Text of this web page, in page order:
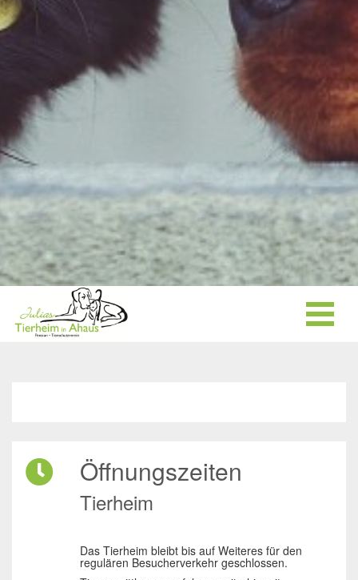
Öffnungszeiten
Tierheim
Das Tierheim bleibt bis auf Weiteres für den
regulären Besucherverkehr geschlossen.